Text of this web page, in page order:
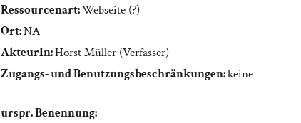
Ressourcenart:Webseite (?)
Ort:NA
AkteurIn:Horst Müller (Verfasser)
Zugangs- und Benutzungsbeschränkungen:keine
urspr. Benennung: